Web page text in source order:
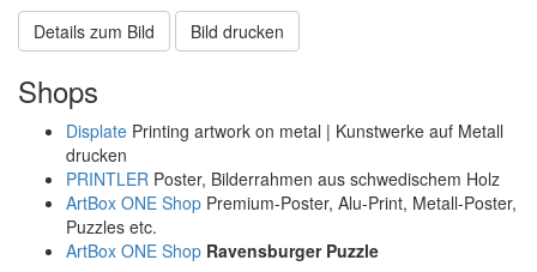
Details zum Bild
Bild drucken
Shops
Displate Printing artwork on metal | Kunstwerke auf Metall
drucken
PRINTLER Poster, Bilderrahmen aus schwedischem Holz
ArtBox ONE Shop Premium-Poster, Alu-Print, Metall-Poster,
Puzzles etc.
ArtBox ONE Shop Ravensburger Puzzle